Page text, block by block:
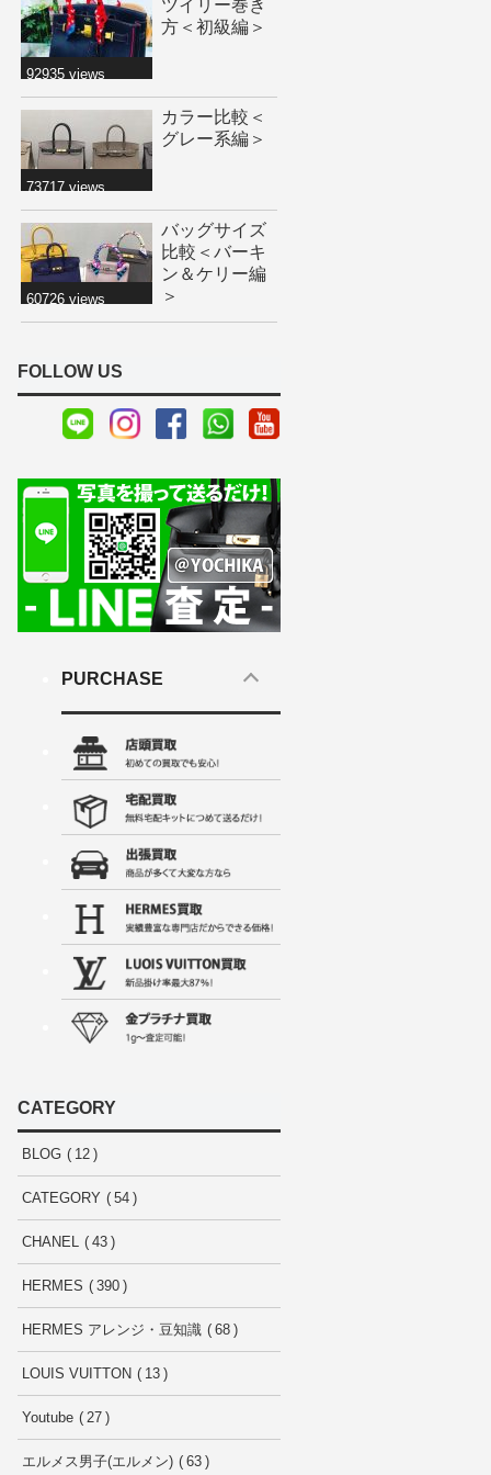
ツイリー巻き
方＜初級編＞
92935 views
カラー比較＜
グレー系編＞
73717 views
バッグサイズ
比較＜バーキ
ン＆ケリー編
＞
60726 views
FOLLOW US
PURCHASE
CATEGORY
BLOG 12
CATEGORY 54
CHANEL 43
HERMES 390
HERMES アレンジ・豆知識 68
LOUIS VUITTON 13
Youtube 27
エルメス男子(エルメン) 63